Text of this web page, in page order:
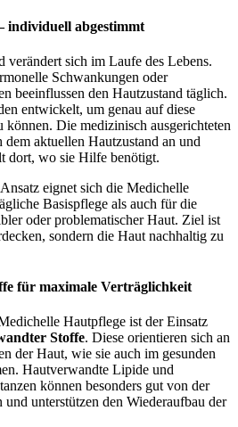
individuell abgestimmt
verändert sich im Laufe des Lebens.
Schwankungen oder
beeinflussen den Hautzustand täglich.
entwickelt, um genau auf diese
können. Die medizinisch ausgerichteten
dem aktuellen Hautzustand an und
dort, wo sie Hilfe benötigt.
eignet sich die Medichelle
Basispflege als auch für die
oder problematischer Haut. Ziel ist
sondern die Haut nachhaltig zu
für maximale Verträglichkeit
Hautpflege ist der Einsatz
Stoffe. Diese orientieren sich an
der Haut, wie sie auch im gesunden
Hautverwandte Lipide und
können besonders gut von der
unterstützen den Wiederaufbau der